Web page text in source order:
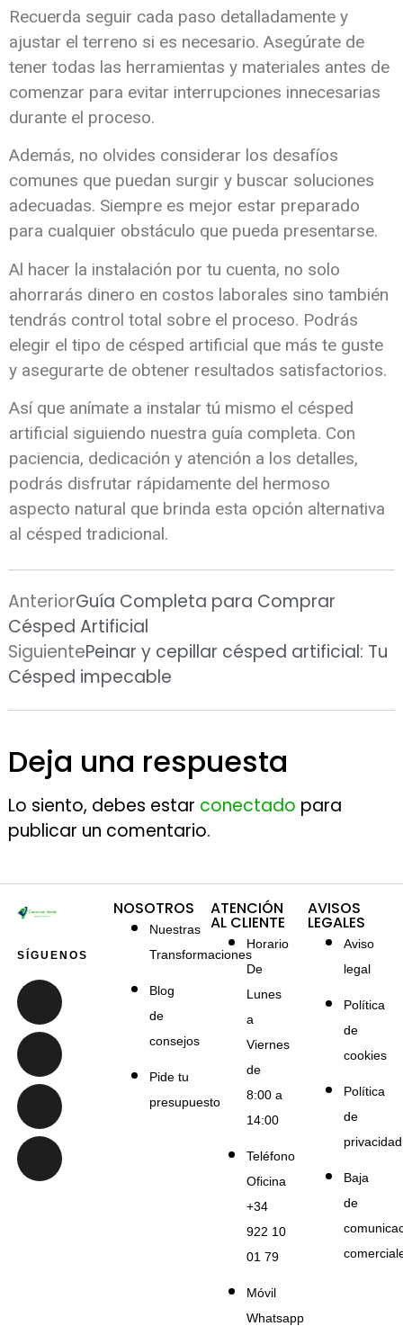
Recuerda seguir cada paso detalladamente y
ajustar el terreno si es necesario. Asegúrate de
tener todas las herramientas y materiales antes de
comenzar para evitar interrupciones innecesarias
durante el proceso.
Además, no olvides considerar los desafíos
comunes que puedan surgir y buscar soluciones
adecuadas. Siempre es mejor estar preparado
para cualquier obstáculo que pueda presentarse.
Al hacer la instalación por tu cuenta, no solo
ahorrarás dinero en costos laborales sino también
tendrás control total sobre el proceso. Podrás
elegir el tipo de césped artificial que más te guste
y asegurarte de obtener resultados satisfactorios.
Así que anímate a instalar tú mismo el césped
artificial siguiendo nuestra guía completa. Con
paciencia, dedicación y atención a los detalles,
podrás disfrutar rápidamente del hermoso
aspecto natural que brinda esta opción alternativa
al césped tradicional.
AnteriorGuía Completa para Comprar
Césped Artificial
SiguientePeinar y cepillar césped artificial: Tu
Césped impecable
Deja una respuesta
Lo siento, debes estar conectado para
publicar un comentario.
SÍGUENOS
NOSOTROS
Nuestras
Transformaciones
Blog
de
consejos
Pide tu
presupuesto
ATENCIÓN
AL CLIENTE
Horario
De
Lunes
a
Viernes
de
8:00 a
14:00
Teléfono
Oficina
+34
922 10
01 79
Móvil
Whatsapp
AVISOS
LEGALES
Aviso
legal
Política
de
cookies
Política
de
privacidad
Baja
de